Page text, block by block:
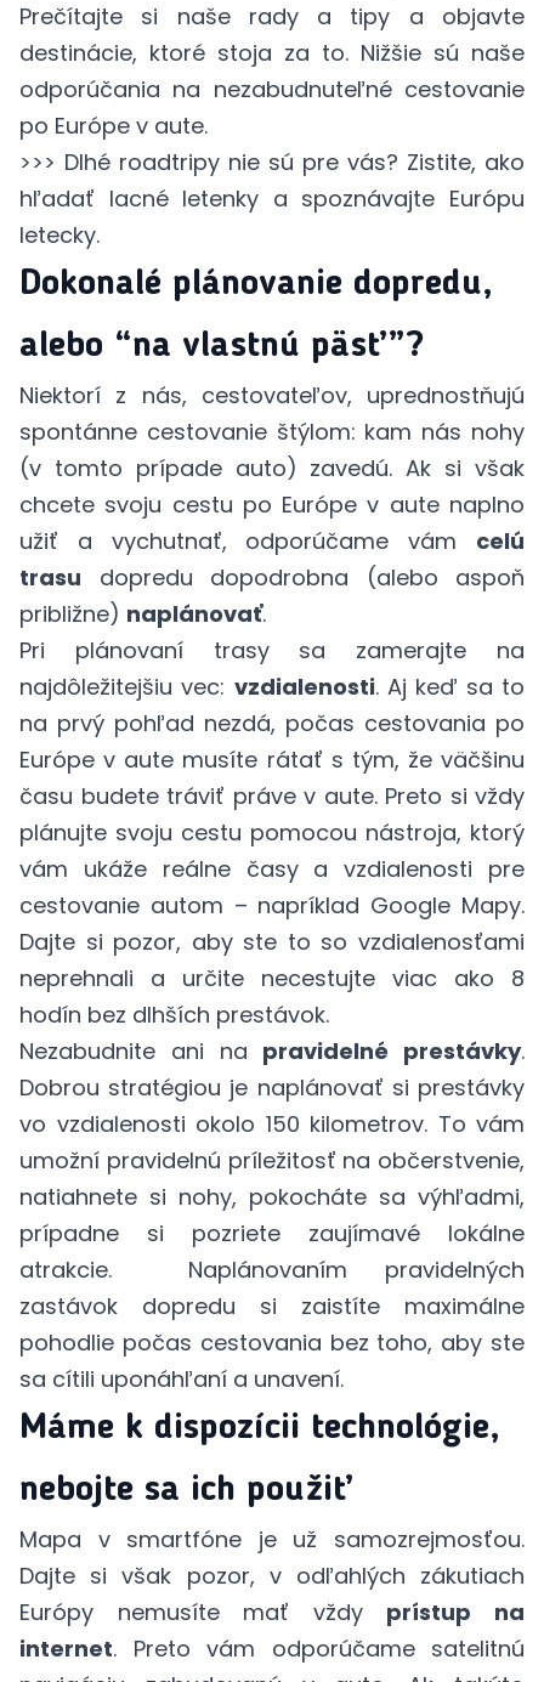
Prečítajte si naše rady a tipy a objavte
destinácie, ktoré stoja za to. Nižšie sú naše
odporúčania na nezabudnuteľné cestovanie
po Európe v aute.
>>> Dlhé roadtripy nie sú pre vás? Zistite, ako
hľadať lacné letenky a spoznávajte Európu
letecky.
Dokonalé plánovanie dopredu,
alebo “na vlastnú päsť”?
Niektorí z nás, cestovateľov, uprednostňujú
spontánne cestovanie štýlom: kam nás nohy
(v tomto prípade auto) zavedú. Ak si však
chcete svoju cestu po Európe v aute naplno
užiť a vychutnať, odporúčame vám celú
trasu dopredu dopodrobna (alebo aspoň
približne) naplánovať.
Pri plánovaní trasy sa zamerajte na
najdôležitejšiu vec: vzdialenosti. Aj keď sa to
na prvý pohľad nezdá, počas cestovania po
Európe v aute musíte rátať s tým, že väčšinu
času budete tráviť práve v aute. Preto si vždy
plánujte svoju cestu pomocou nástroja, ktorý
vám ukáže reálne časy a vzdialenosti pre
cestovanie autom – napríklad Google Mapy.
Dajte si pozor, aby ste to so vzdialenosťami
neprehnali a určite necestujte viac ako 8
hodín bez dlhších prestávok.
Nezabudnite ani na pravidelné prestávky.
Dobrou stratégiou je naplánovať si prestávky
vo vzdialenosti okolo 150 kilometrov. To vám
umožní pravidelnú príležitosť na občerstvenie,
natiahnete si nohy, pokocháte sa výhľadmi,
prípadne si pozriete zaujímavé lokálne
atrakcie. Naplánovaním pravidelných
zastávok dopredu si zaistíte maximálne
pohodlie počas cestovania bez toho, aby ste
sa cítili uponáhľaní a unavení.
Máme k dispozícii technológie,
nebojte sa ich použiť
Mapa v smartfóne je už samozrejmosťou.
Dajte si však pozor, v odľahlých zákutiach
Európy nemusíte mať vždy prístup na
internet. Preto vám odporúčame satelitnú